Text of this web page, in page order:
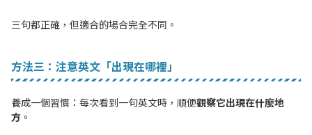
三句都正確，但適合的場合完全不同。
方法三：注意英文「出現在哪裡」
養成一個習慣：每次看到一句英文時，順便觀察它出現在什麼地
方 。